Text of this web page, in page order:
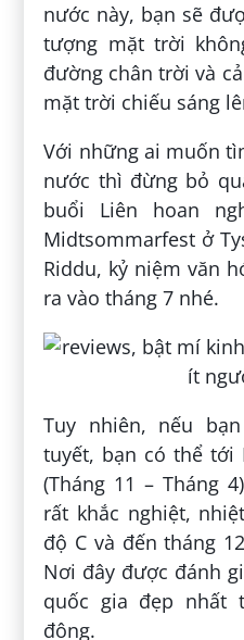
nước này, bạn sẽ
tượng mặt trời
đường chân trời và
mặt trời chiếu sáng
Với những ai muốn
nước thì đừng bỏ
buổi Liên hoan
Midtsommarfest ở
Riddu, kỷ niệm văn
ra vào tháng 7 nhé.
Tuy nhiên, nếu
tuyết, bạn có thể tới
(Tháng 11 – Tháng
rất khắc nghiệt,
độ C và đến tháng
Nơi đây được đánh
quốc gia đẹp nhất
đông.